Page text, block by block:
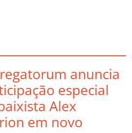
anuncia
especial
Alex
em novo